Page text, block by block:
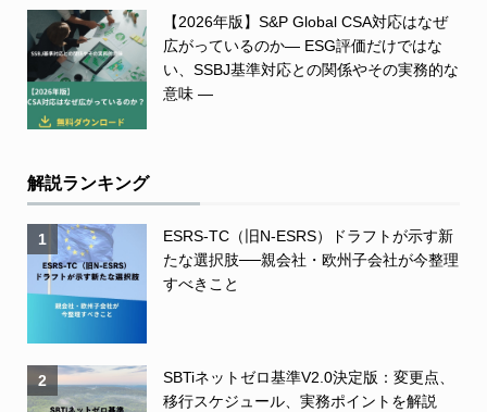
【2026年版】S&P Global CSA対応はなぜ
広がっているのか― ESG評価だけではな
い、SSBJ基準対応との関係やその実務的な
意味 ―
解説ランキング
1
ESRS-TC（旧N-ESRS）ドラフトが示す新
たな選択肢──親会社・欧州子会社が今整理
すべきこと
2
SBTiネットゼロ基準V2.0決定版：変更点、
移行スケジュール、実務ポイントを解説